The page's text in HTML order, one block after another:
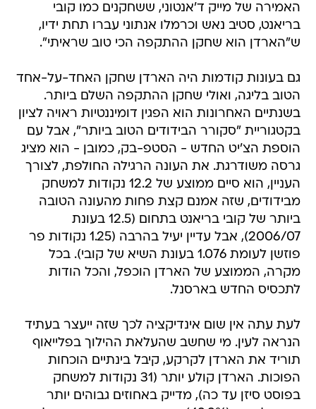
האמירה של מייק ד'אנטוני, ששחקנים כמו קובי
בריאנט, סטיב נאש וכרמלו אנתוני עברו תחת ידיו,
ש"הארדן הוא שחקן ההתקפה הכי טוב שראיתי".
גם בעונות קודמות היה הארדן שחקן האחד-על-אחד
הטוב בליגה, ואולי שחקן ההתקפה השלם ביותר.
בשנתיים האחרונות הוא הפגין דומיננטיות ראויה לציון
בקטגוריית "סקורר הבידודים הטוב ביותר", אבל עם
הוספת הצ'יט החדש - הסטפ-בק, כמובן - הוא מציג
גרסה משודרגת. את העונה הרגילה החולפת, לצורך
העניין, הוא סיים ממוצע של 12.2 נקודות למשחק
מבידודים, שזה אמנם קצת פחות מהעונה הטובה
ביותר של קובי בריאנט בתחום (12.5 בעונת
2006/07), אבל עדיין יעיל בהרבה (1.25 נקודות פר
פוזשן לעומת 1.076 בעונת השיא של קובי). בכל
מקרה, הממוצע של הארדן הוכפל, והכל הודות
לתכסיס החדש בארסנל.
לעת עתה אין שום אינדיקציה לכך שזה ייעצר בעתיד
הנראה לעין. מי שחשב שהעלאת ההילוך בפלייאוף
תוריד את הארדן לקרקע, קיבל בינתיים הוכחות
הפוכות. הארדן קולע יותר (31 נקודות למשחק
בפוסט סיזן עד כה), מדייק באחוזים גבוהים יותר